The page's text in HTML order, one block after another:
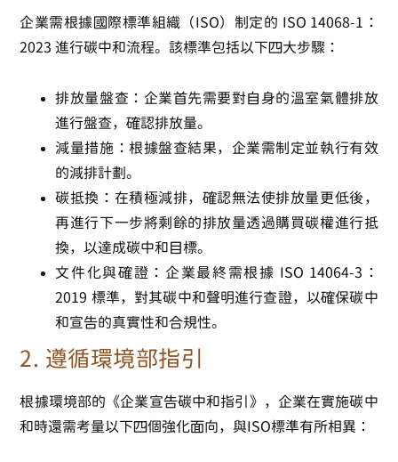
企業需根據國際標準組織（ISO）制定的 ISO 14068-1：
2023 進行碳中和流程。該標準包括以下四大步驟：
排放量盤查 ：企業首先需要對自身的溫室氣體排放
進行盤查，確認排放量。
減量措施 ：根據盤查結果，企業需制定並執行有效
的減排計劃。
碳抵換 ：在積極減排，確認無法使排放量更低後，
再進行下一步將剩餘的排放量透過購買碳權進行抵
換，以達成碳中和目標。
文件化與確證 ：企業最終需根據 ISO 14064-3：
2019 標準，對其碳中和聲明進行查證，以確保碳中
和宣告的真實性和合規性。
2. 遵循環境部指引
根據環境部的《企業宣告碳中和指引》，企業在實施碳中
和時還需考量以下四個強化面向，與ISO標準有所相異：